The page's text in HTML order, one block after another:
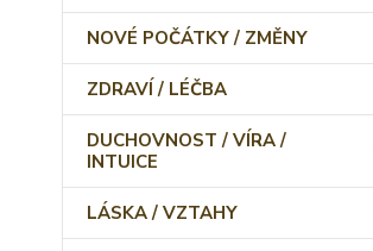
NOVÉ POČÁTKY / ZMĚNY
ZDRAVÍ / LÉČBA
DUCHOVNOST / VÍRA /
INTUICE
LÁSKA / VZTAHY